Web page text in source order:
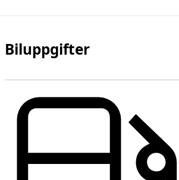
Biluppgifter